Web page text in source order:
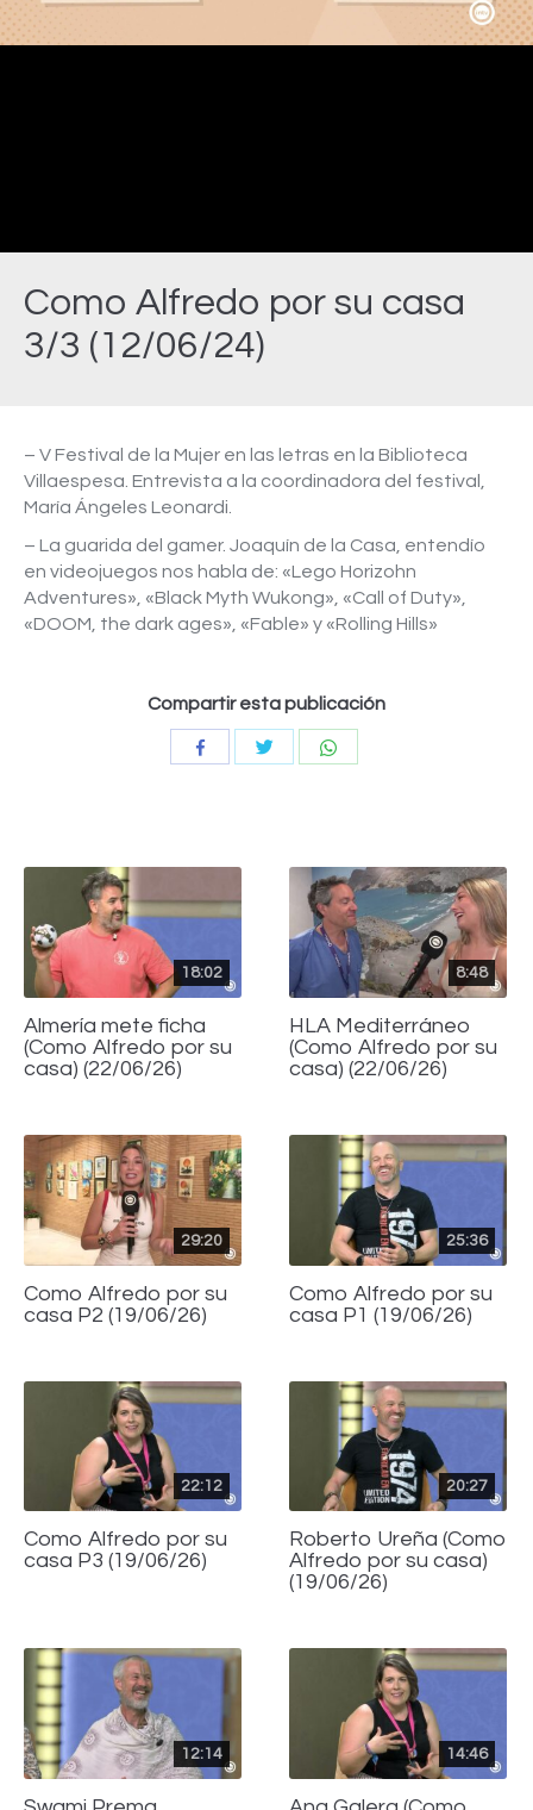
Como Alfredo por su casa
3/3 (12/06/24)
Video
– V Festival de la Mujer en las letras en la Biblioteca
Villaespesa. Entrevista a la coordinadora del festival,
María Ángeles Leonardi.
– La guarida del gamer. Joaquín de la Casa, entendío
en videojuegos nos habla de: «Lego Horizohn
Adventures», «Black Myth Wukong», «Call of Duty»,
«DOOM, the dark ages», «Fable» y «Rolling Hills»
Compartir esta publicación
CompartirCompartir
18:02
Almería mete ficha
(Como Alfredo por su
casa) (22/06/26)
8:48
HLA Mediterráneo
(Como Alfredo por su
casa) (22/06/26)
29:20
Como Alfredo por su
casa P2 (19/06/26)
25:36
Como Alfredo por su
casa P1 (19/06/26)
22:12
Como Alfredo por su
casa P3 (19/06/26)
20:27
Roberto Ureña (Como
Alfredo por su casa)
(19/06/26)
12:14 14:46